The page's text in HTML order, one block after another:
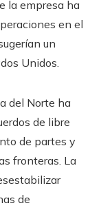
la empresa ha
en el
un
Unidos.
del Norte ha
de libre
de partes y
fronteras. La
de